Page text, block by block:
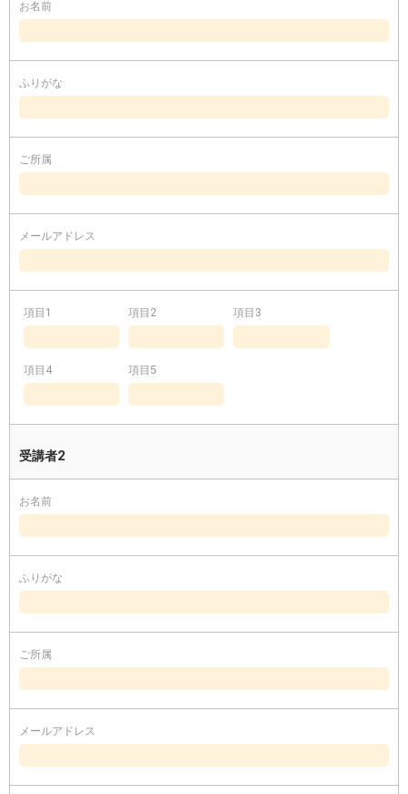
お名前
ふりがな
ご所属
メールアドレス
項目1 項目2 項目3
項目4 項目5
受講者2
お名前
ふりがな
ご所属
メールアドレス